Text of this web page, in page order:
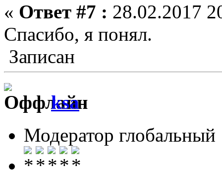
« Ответ #7 : 28.02.2017
Спасибо, я понял.
Записан
ksa
Модератор глобальный